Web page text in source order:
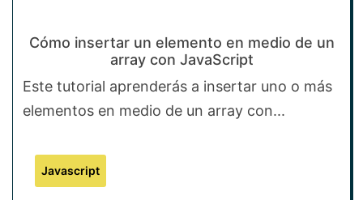
Cómo insertar un elemento en medio de un
array con JavaScript
Este tutorial aprenderás a insertar uno o más
elementos en medio de un array con...
Javascript